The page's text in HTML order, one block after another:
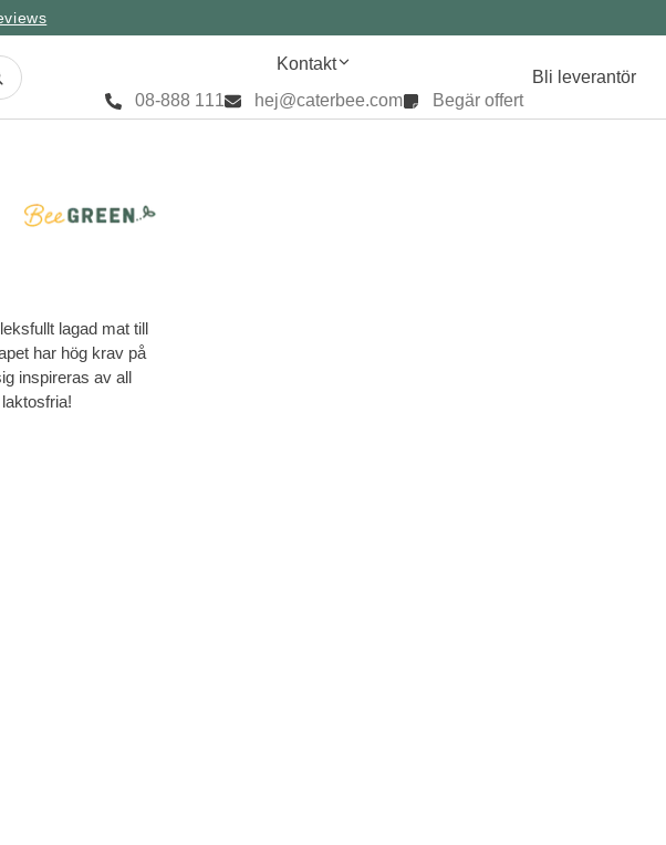
Kontakt
08-888 111
hej@caterbee.com Begär offert
Bli leverantör
lagad mat till
har hög krav på
inspireras av all